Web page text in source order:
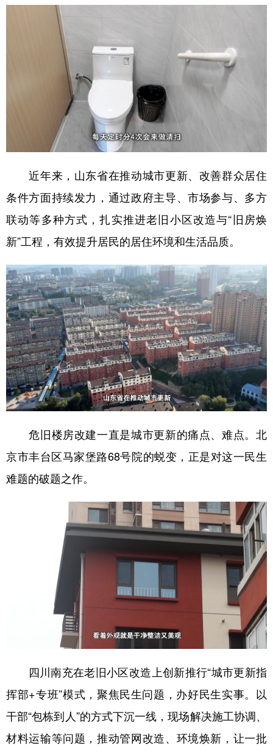
近年来，山东省在推动城市更新、改善群众居住
条件方面持续发力，通过政府主导、市场参与、多方
联动等多种方式，扎实推进老旧小区改造与“旧房焕
新”工程，有效提升居民的居住环境和生活品质。
危旧楼房改建一直是城市更新的痛点、难点。北
京市丰台区马家堡路68号院的蜕变，正是对这一民生
难题的破题之作。
四川南充在老旧小区改造上创新推行“城市更新指
挥部+专班”模式，聚焦民生问题，办好民生实事。以
干部“包栋到人”的方式下沉一线，现场解决施工协调、
材料运输等问题，推动管网改造、环境焕新，让一批